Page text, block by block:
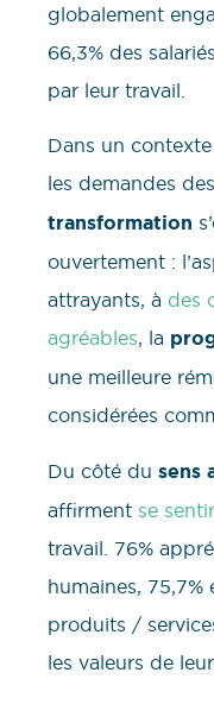
globalement
66,3% des
par leur travail.
Dans un
les demandes
transformation
ouvertement :
attrayants, à des
agréables, la
une meilleure
considérées
Du côté du sens
affirment se
travail. 76%
humaines,
produits /
les valeurs de